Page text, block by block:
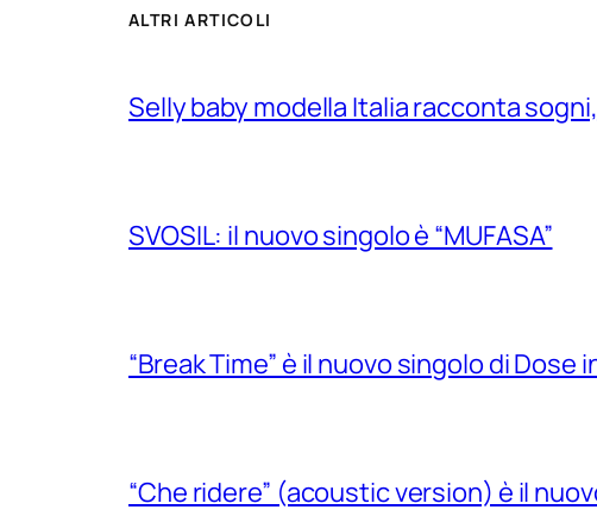
ALTRI ARTICOLI
Selly baby modella Italia racconta
SVOSIL: il nuovo singolo è “MUFASA”
“Break Time” è il nuovo singolo di
“Che ridere” (acoustic version) è il